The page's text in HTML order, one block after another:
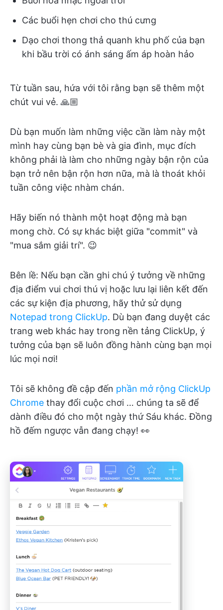
Các buổi hẹn chơi cho thú cưng
Dạo chơi thong thả quanh khu phố của bạn
khi bầu trời có ánh sáng ấm áp hoàn hảo
Từ tuần sau, hứa với tôi rằng bạn sẽ thêm một
chút vui vẻ. 🙏🏼
Dù bạn muốn làm những việc cần làm này một
mình hay cùng bạn bè và gia đình, mục đích
không phải là làm cho những ngày bận rộn của
bạn trở nên bận rộn hơn nữa, mà là thoát khỏi
tuần công việc nhàm chán.
Hãy biến nó thành một hoạt động mà bạn
mong chờ. Có sự khác biệt giữa "commit" và
"mua sắm giải trí". 😉
Bên lề: Nếu bạn cần ghi chú ý tưởng về những
địa điểm vui chơi thú vị hoặc lưu lại liên kết đến
các sự kiện địa phương, hãy thử sử dụng
Notepad trong ClickUp. Dù bạn đang duyệt các
trang web khác hay trong nền tảng ClickUp, ý
tưởng của bạn sẽ luôn đồng hành cùng bạn mọi
lúc mọi nơi!
Tôi sẽ không đề cập đến phần mở rộng ClickUp
Chrome thay đổi cuộc chơi … chúng ta sẽ để
dành điều đó cho một ngày thứ Sáu khác. Đồng
hồ đếm ngược vẫn đang chạy! 👀